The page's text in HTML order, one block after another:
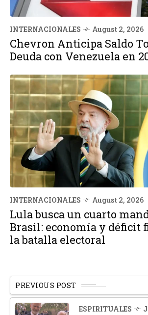
INTERNACIONALES August 2, 2026
Chevron Anticipa Saldo
Deuda con Venezuela en
INTERNACIONALES August 2, 2026
Lula busca un cuarto
Brasil: economía y déficit
la batalla electoral
PREVIOUS POST
ESPIRITUALES